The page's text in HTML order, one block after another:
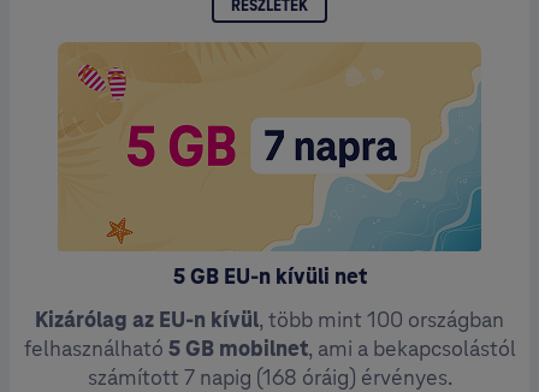
RÉSZLETEK
5 GB EU-n kívüli net
Kizárólag az EU-n kívül, több mint 100 országban
felhasználható 5 GB mobilnet, ami a bekapcsolástól
számított 7 napig (168 óráig) érvényes.